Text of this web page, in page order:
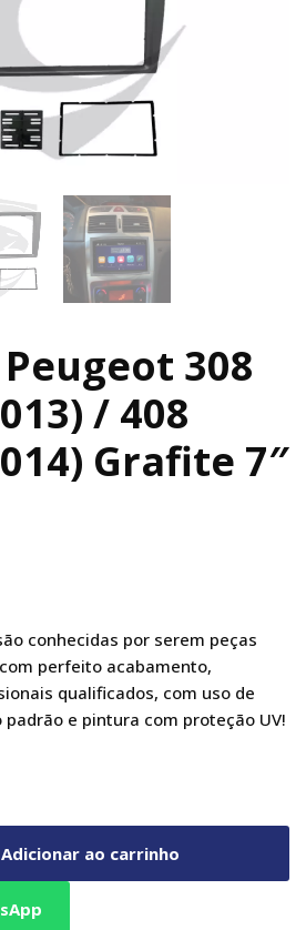
308
/ 408
Grafite 7″
conhecidas por serem peças
perfeito acabamento,
qualificados, com uso de
e pintura com proteção UV!
Adicionar ao carrinho